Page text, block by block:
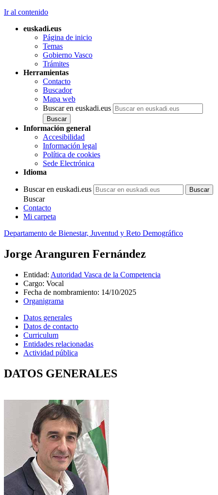
Ir al contenido
euskadi.eus
Página de inicio
Temas
Gobierno Vasco
Trámites
Herramientas
Contacto
Buscador
Mapa web
Buscar en euskadi.eus
Información general
Accesibilidad
Información legal
Política de cookies
Sede Electrónica
Idioma
Buscar en euskadi.eus
Buscar
Contacto
Mi carpeta
Departamento de Bienestar, Juventud y Reto Demográfico
Jorge Aranguren Fernández
Entidad: Autoridad Vasca de la Competencia
Cargo: Vocal
Fecha de nombramiento: 14/10/2025
Organigrama
Datos generales
Datos de contacto
Curriculum
Entidades relacionadas
Actividad pública
DATOS GENERALES